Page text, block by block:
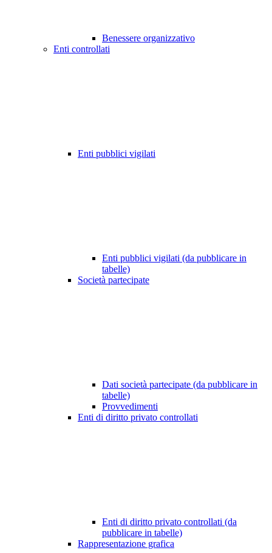
Benessere organizzativo
Enti controllati
Enti pubblici vigilati
Enti pubblici vigilati (da pubblicare in
tabelle)
Società partecipate
Dati società partecipate (da pubblicare in
tabelle)
Provvedimenti
Enti di diritto privato controllati
Enti di diritto privato controllati (da
pubblicare in tabelle)
Rappresentazione grafica